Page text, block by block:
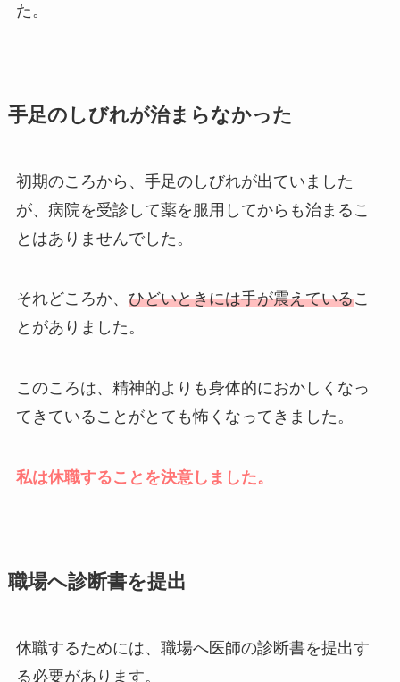
た。
手足のしびれが治まらなかった
初期のころから、手足のしびれが出ていました
が、病院を受診して薬を服用してからも治まるこ
とはありませんでした。
それどころか、 ひどいときには手が震えているこ
とがありました。
このころは、精神的よりも身体的におかしくなっ
てきていることがとても怖くなってきました。
私は休職することを決意しました。
職場へ診断書を提出
休職するためには、職場へ医師の診断書を提出す
る必要があります。